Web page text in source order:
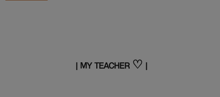
| MY TEACHER ♡ |